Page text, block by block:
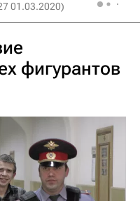
01.03.2020)
фигурантов